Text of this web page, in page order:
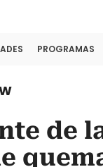
PROGRAMAS
de